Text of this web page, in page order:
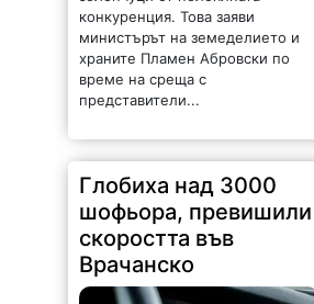
храните Пламен Абровски по
време на среща с
представители...
Глобиха над 3000
шофьора, превишили
скоростта във
Врачанско